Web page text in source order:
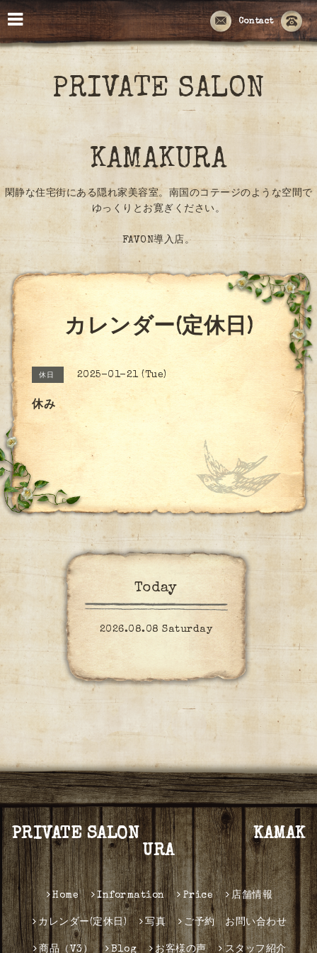
Contact
PRIVATE SALON
KAMAKURA
閑静な住宅街にある隠れ家美容室。南国のコテージのような空間で
ゆっくりとお寛ぎください。
FAVON導入店。
カレンダー(定休日)
休日 2025-01-21 (Tue)
休み
Today
2026.08.08 Saturday
PRIVATE SALON KAMAK
URA
Home Information Price 店舗情報
カレンダー(定休日) 写真 ご予約 お問い合わせ
商品（V3） Blog お客様の声 スタッフ紹介